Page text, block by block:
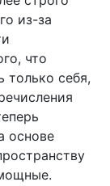
из-за
что
себя,
основе